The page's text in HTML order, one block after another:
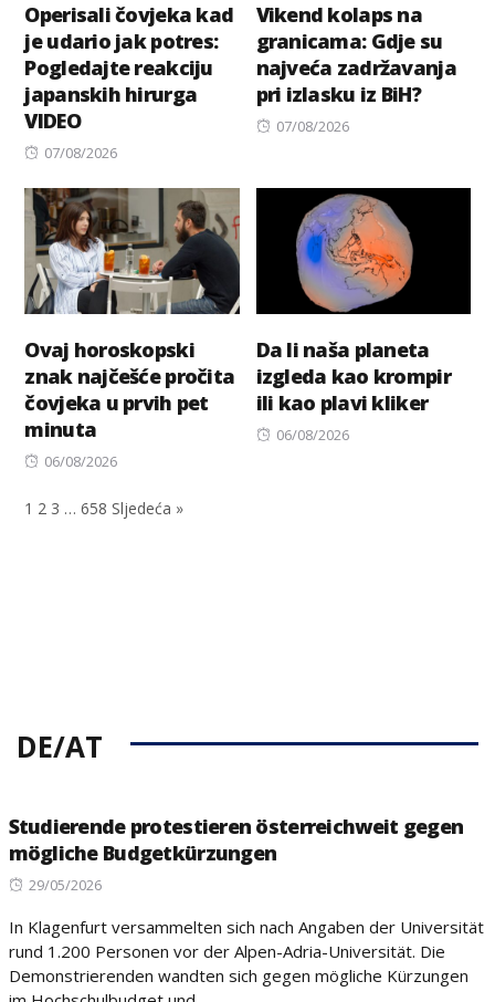
Operisali čovjeka kad
je udario jak potres:
Pogledajte reakciju
japanskih hirurga
VIDEO
Posted
07/08/2026
Vikend kolaps na
granicama: Gdje su
najveća zadržavanja
pri izlasku iz BiH?
Posted
07/08/2026
Ovaj horoskopski
znak najčešće pročita
čovjeka u prvih pet
minuta
Posted
06/08/2026
Da li naša planeta
izgleda kao krompir
ili kao plavi kliker
Posted
06/08/2026
1 2 3 … 658 Sljedeća »
DE/AT
Studierende protestieren österreichweit gegen
mögliche Budgetkürzungen
Posted
29/05/2026
In Klagenfurt versammelten sich nach Angaben der Universität
rund 1.200 Personen vor der Alpen-Adria-Universität. Die
Demonstrierenden wandten sich gegen mögliche Kürzungen